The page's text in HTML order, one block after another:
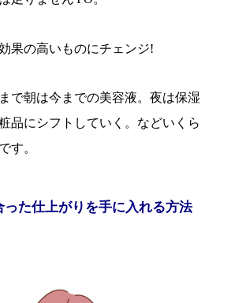
果の高いものにチェンジ!
で朝は今までの美容液。夜は保湿
品にシフトしていく。などいくら
す。
った仕上がりを手に入れる方法